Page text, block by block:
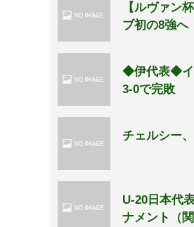
【ルヴァン
ブ初の8強へ
◆伊代表◆イ
3-0で完敗
チェルシー
U-20日本代
ナメント（関